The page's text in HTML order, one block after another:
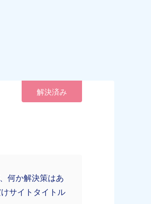
解決済み
何か解決策はあ
サイトタイトル